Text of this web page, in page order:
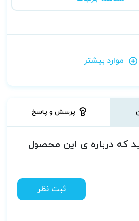
موارد بیشتر
پرسش و پاسخ
که درباره ی این محصول
ثبت نظر